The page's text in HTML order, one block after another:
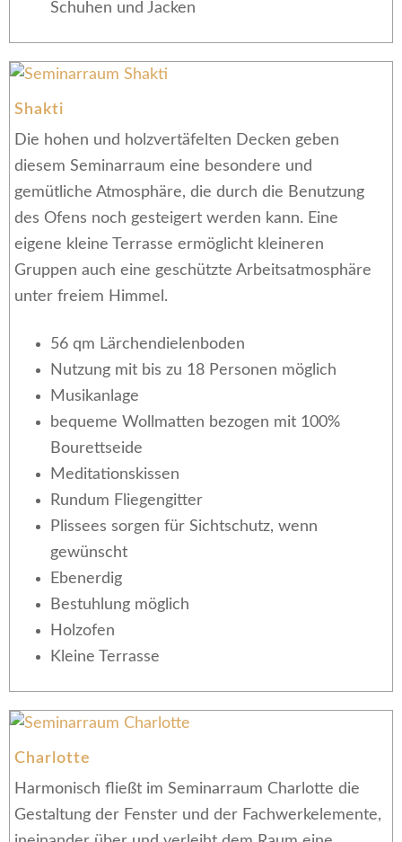
Schuhen und Jacken
Shakti
Die hohen und holzvertäfelten Decken geben
diesem Seminarraum eine besondere und
gemütliche Atmosphäre, die durch die Benutzung
des Ofens noch gesteigert werden kann. Eine
eigene kleine Terrasse ermöglicht kleineren
Gruppen auch eine geschützte Arbeitsatmosphäre
unter freiem Himmel.
56 qm Lärchendielenboden
Nutzung mit bis zu 18 Personen möglich
Musikanlage
bequeme Wollmatten bezogen mit 100%
Bourettseide
Meditationskissen
Rundum Fliegengitter
Plissees sorgen für Sichtschutz, wenn
gewünscht
Ebenerdig
Bestuhlung möglich
Holzofen
Kleine Terrasse
Charlotte
Harmonisch fließt im Seminarraum Charlotte die
Gestaltung der Fenster und der Fachwerkelemente,